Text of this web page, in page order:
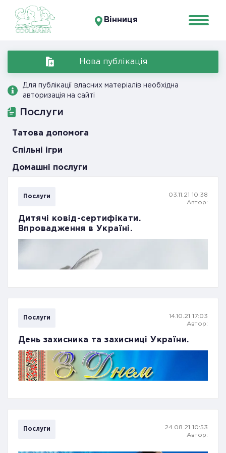
Вінниця
Нова публікація
Для публікації власних матеріалів необхідна
авторизація на сайті
Послуги
Татова допомога
Спільні ігри
Домашні послуги
Послуги
03.11.21 10:38
Автор:
Дитячі ковід-сертифікати.
Впровадження в Україні.
Багато країн в світі вже почали пропонувати
вірусу «Дельта», який значно небезпечніший для
Послуги
14.10.21 17:03
Автор:
День захисника та захисниці України.
Послуги
24.08.21 10:53
Автор: